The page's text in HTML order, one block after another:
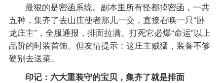
最狠的是密函系统。副本里所有怪都掉密函，一共
五种，集齐了去山庄使者那儿一交，直接召唤一只“卧
龙庄主”，全服通报，排面拉满。打死它必爆“命运”以上
品阶的时装首饰。但友情提示：这庄主贼猛，装备不够
硬别去送菜。
印记：六大重装守的宝贝，集齐了就是排面